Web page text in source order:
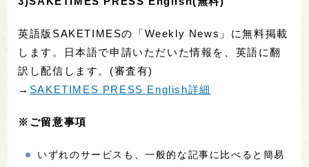
英語版SAKETIMESの「Weekly News」に無料掲載
します。日本語で申請いただいた情報を、英語に翻
訳し配信します。(審査有)
→ SAKETIMES PRESS English詳細
※ご留意事項
いずれのサービスも、一般的な記事に比べると簡易